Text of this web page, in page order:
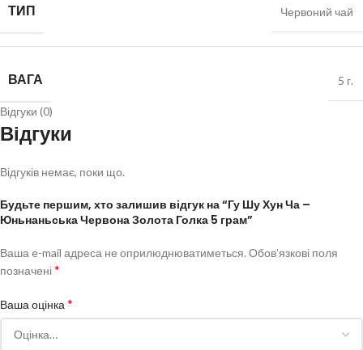
ТИП Червоний чай
ВАГА 5 г.
Відгуки (0)
Відгуки
Відгуків немає, поки що.
Будьте першим, хто залишив відгук на “Гу Шу Хун Ча –
Юньнаньська Червона Золота Голка 5 грам”
Ваша e-mail адреса не оприлюднюватиметься. Обов’язкові поля
позначені*
Ваша оцінка *